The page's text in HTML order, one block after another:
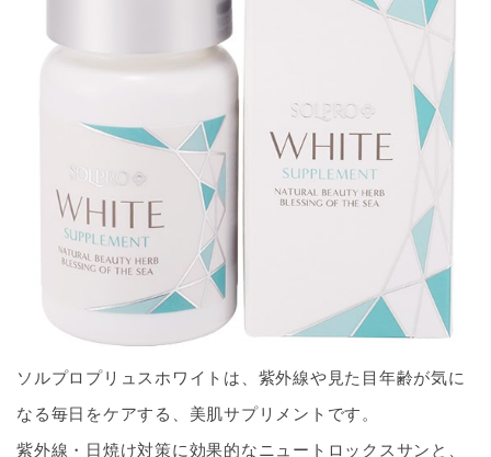
ソルプロプリュスホワイトは、紫外線や見た目年齢が気に
なる毎日をケアする、美肌サプリメントです。
紫外線・日焼け対策に効果的なニュートロックスサンと、